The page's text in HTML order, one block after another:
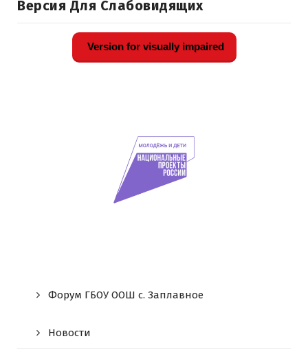
Версия Для Слабовидящих
Version for visually impaired
Форум ГБОУ ООШ c. Заплавное
Новости